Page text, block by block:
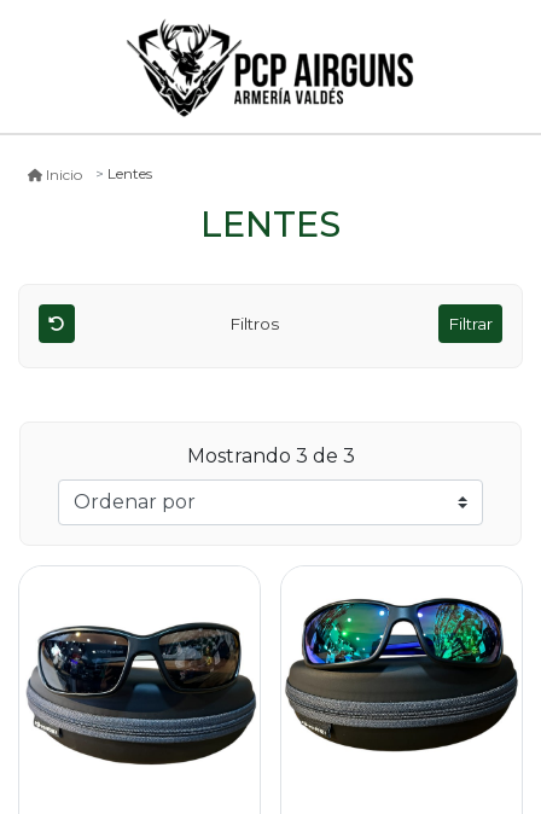
Inicio Lentes
LENTES
Filtros Filtrar
Mostrando 3 de 3